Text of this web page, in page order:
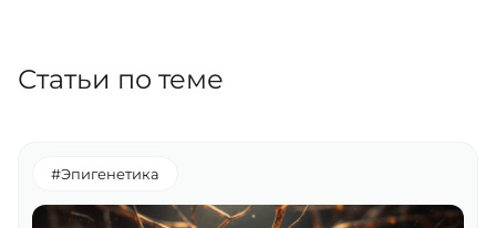
Статьи по теме
#Эпигенетика